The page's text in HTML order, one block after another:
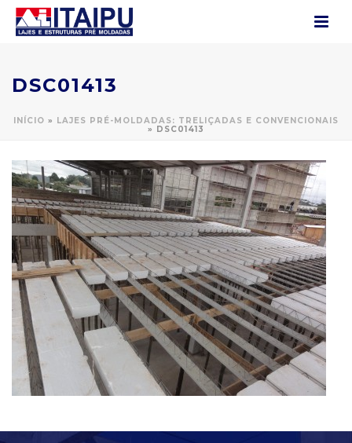
DSC01413
INÍCIO » LAJES PRÉ-MOLDADAS: TRELIÇADAS E CONVENCIONAIS
» DSC01413